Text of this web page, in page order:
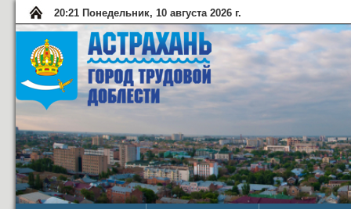
20:21 Понедельник, 10 августа 2026 г.